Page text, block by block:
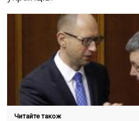
Читайте також